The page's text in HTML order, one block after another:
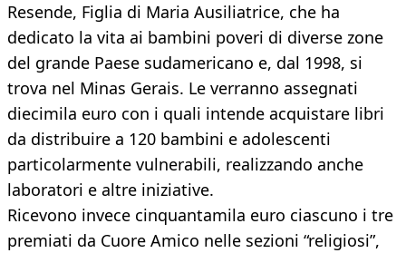
Resende, Figlia di Maria Ausiliatrice, che ha
dedicato la vita ai bambini poveri di diverse zone
del grande Paese sudamericano e, dal 1998, si
trova nel Minas Gerais. Le verranno assegnati
diecimila euro con i quali intende acquistare libri
da distribuire a 120 bambini e adolescenti
particolarmente vulnerabili, realizzando anche
laboratori e altre iniziative.
Ricevono invece cinquantamila euro ciascuno i tre
premiati da Cuore Amico nelle sezioni “religiosi”,